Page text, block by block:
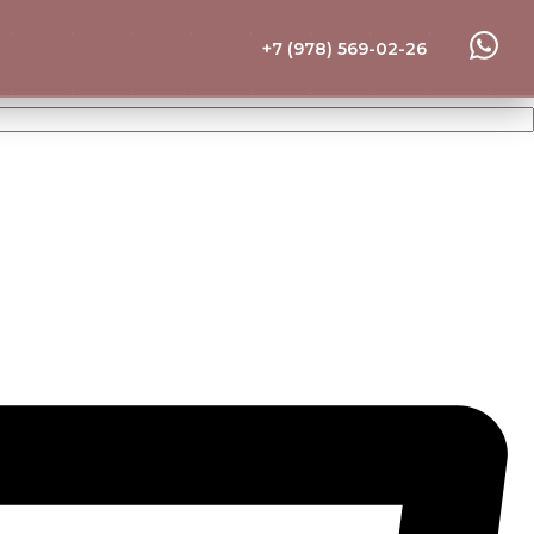
+7 (978) 569-02-26